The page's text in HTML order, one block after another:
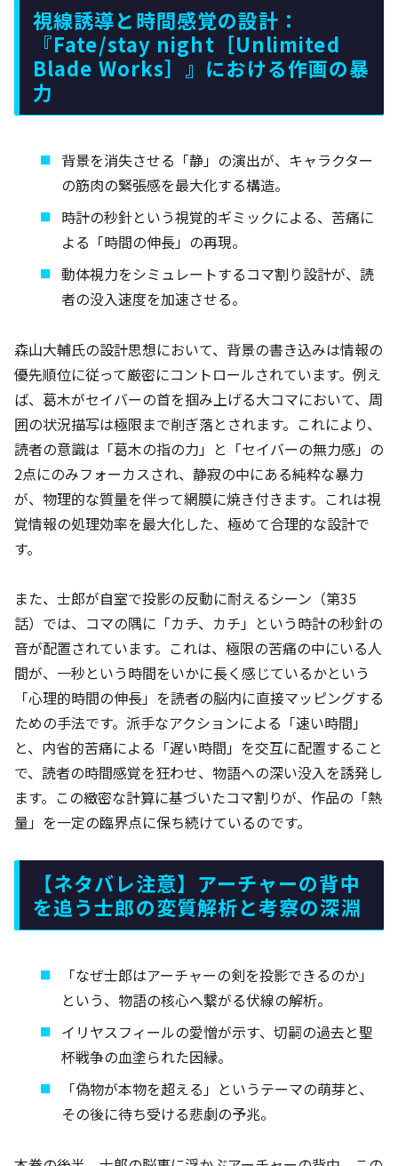
視線誘導と時間感覚の設計：
『Fate/stay night［Unlimited
Blade Works］』における作画の暴
力
背景を消失させる「静」の演出が、キャラクター
の筋肉の緊張感を最大化する構造。
時計の秒針という視覚的ギミックによる、苦痛に
よる「時間の伸長」の再現。
動体視力をシミュレートするコマ割り設計が、読
者の没入速度を加速させる。
森山大輔氏の設計思想において、背景の書き込みは情報の
優先順位に従って厳密にコントロールされています。例え
ば、葛木がセイバーの首を掴み上げる大コマにおいて、周
囲の状況描写は極限まで削ぎ落とされます。これにより、
読者の意識は「葛木の指の力」と「セイバーの無力感」の
2点にのみフォーカスされ、静寂の中にある純粋な暴力
が、物理的な質量を伴って網膜に焼き付きます。これは視
覚情報の処理効率を最大化した、極めて合理的な設計で
す。
また、士郎が自室で投影の反動に耐えるシーン（第35
話）では、コマの隅に「カチ、カチ」という時計の秒針の
音が配置されています。これは、極限の苦痛の中にいる人
間が、一秒という時間をいかに長く感じているかという
「心理的時間の伸長」を読者の脳内に直接マッピングする
ための手法です。派手なアクションによる「速い時間」
と、内省的苦痛による「遅い時間」を交互に配置すること
で、読者の時間感覚を狂わせ、物語への深い没入を誘発し
ます。この緻密な計算に基づいたコマ割りが、作品の「熱
量」を一定の臨界点に保ち続けているのです。
【ネタバレ注意】アーチャーの背中
を追う士郎の変質解析と考察の深淵
「なぜ士郎はアーチャーの剣を投影できるのか」
という、物語の核心へ繋がる伏線の解析。
イリヤスフィールの愛憎が示す、切嗣の過去と聖
杯戦争の血塗られた因縁。
「偽物が本物を超える」というテーマの萌芽と、
その後に待ち受ける悲劇の予兆。